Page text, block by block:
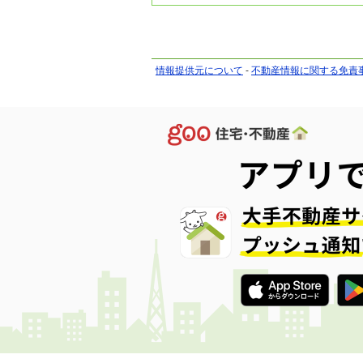
情報提供元について - 不動産情報に関する免責